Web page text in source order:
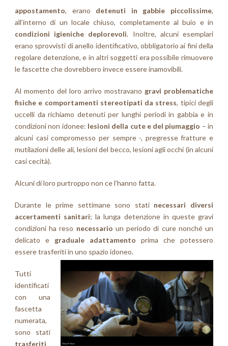
appostamento, erano detenuti in gabbie piccolissime,
all’interno di un locale chiuso, completamente al buio e in
condizioni igieniche deplorevoli. Inoltre, alcuni esemplari
erano sprovvisti di anello identificativo, obbligatorio ai fini della
regolare detenzione, e in altri soggetti era possibile rimuovere
le fascette che dovrebbero invece essere inamovibili.
Al momento del loro arrivo mostravano gravi problematiche
fisiche e comportamenti stereotipati da stress, tipici degli
uccelli da richiamo detenuti per lunghi periodi in gabbia e in
condizioni non idonee: lesioni della cute e del piumaggio – in
alcuni casi compromesso per sempre -, pregresse fratture e
mutilazioni delle ali, lesioni del becco, lesioni agli occhi (in alcuni
casi cecità).
Alcuni di loro purtroppo non ce l’hanno fatta.
Durante le prime settimane sono stati necessari diversi
accertamenti sanitari; la lunga detenzione in queste gravi
condizioni ha reso necessario un periodo di cure nonché un
delicato e graduale adattamento prima che potessero
essere trasferiti in uno spazio idoneo.
Tutti
identificati
con una
fascetta
numerata,
sono stati
trasferiti